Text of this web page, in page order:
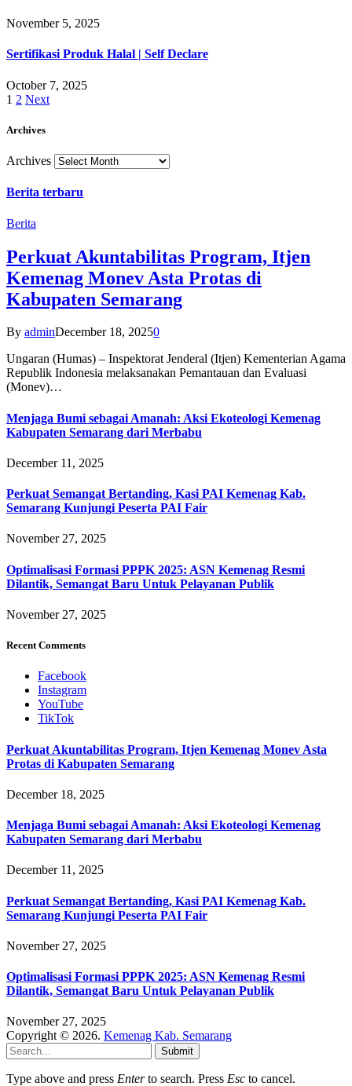
November 5, 2025
Sertifikasi Produk Halal | Self Declare
October 7, 2025
1 2 Next
Archives
Archives
Berita terbaru
Berita
Perkuat Akuntabilitas Program, Itjen
Kemenag Monev Asta Protas di
Kabupaten Semarang
By adminDecember 18, 20250
Ungaran (Humas) – Inspektorat Jenderal (Itjen) Kementerian Agama
Republik Indonesia melaksanakan Pemantauan dan Evaluasi
(Monev)…
Menjaga Bumi sebagai Amanah: Aksi Ekoteologi Kemenag
Kabupaten Semarang dari Merbabu
December 11, 2025
Perkuat Semangat Bertanding, Kasi PAI Kemenag Kab.
Semarang Kunjungi Peserta PAI Fair
November 27, 2025
Optimalisasi Formasi PPPK 2025: ASN Kemenag Resmi
Dilantik, Semangat Baru Untuk Pelayanan Publik
November 27, 2025
Recent Comments
Facebook
Instagram
YouTube
TikTok
Perkuat Akuntabilitas Program, Itjen Kemenag Monev Asta
Protas di Kabupaten Semarang
December 18, 2025
Menjaga Bumi sebagai Amanah: Aksi Ekoteologi Kemenag
Kabupaten Semarang dari Merbabu
December 11, 2025
Perkuat Semangat Bertanding, Kasi PAI Kemenag Kab.
Semarang Kunjungi Peserta PAI Fair
November 27, 2025
Optimalisasi Formasi PPPK 2025: ASN Kemenag Resmi
Dilantik, Semangat Baru Untuk Pelayanan Publik
November 27, 2025
Copyright © 2026. Kemenag Kab. Semarang
Submit
Type above and press Enterto search. Press Esc to cancel.